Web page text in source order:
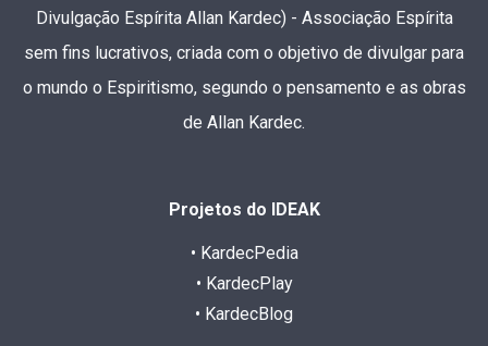
Divulgação Espírita Allan Kardec) - Associação Espírita
sem fins lucrativos, criada com o objetivo de divulgar para
o mundo o Espiritismo, segundo o pensamento e as obras
de Allan Kardec.
Projetos do IDEAK
• KardecPedia
• KardecPlay
• KardecBlog